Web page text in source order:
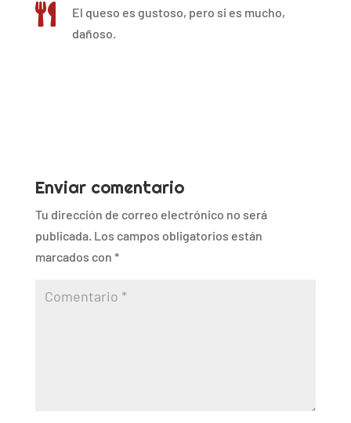

El queso es gustoso, pero si es mucho,
dañoso.
Enviar comentario
Tu dirección de correo electrónico no será
publicada. Los campos obligatorios están
marcados con *